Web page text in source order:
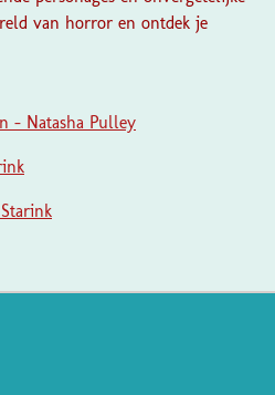
van horror en ontdek je
- Natasha Pulley